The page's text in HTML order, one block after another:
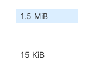
1.5 MiB
15 KiB